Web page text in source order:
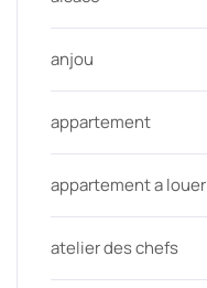
anjou
appartement
appartement a louer
atelier des chefs